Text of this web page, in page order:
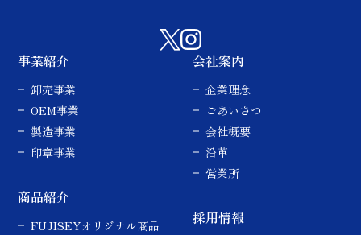
お問い合わせ
事業紹介
卸売事業
OEM事業
製造事業
印章事業
商品紹介
FUJISEYオリジナル商品
会社案内
企業理念
ごあいさつ
会社概要
沿革
営業所
採用情報